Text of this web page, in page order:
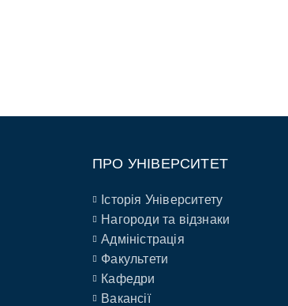
ПРО УНІВЕРСИТЕТ
Історія Університету
Нагороди та відзнаки
Адміністрація
Факультети
Кафедри
Вакансії